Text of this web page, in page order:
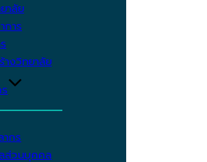
าลัย
การ
างวิทยาลัย
กร
ส่วนบุคคล